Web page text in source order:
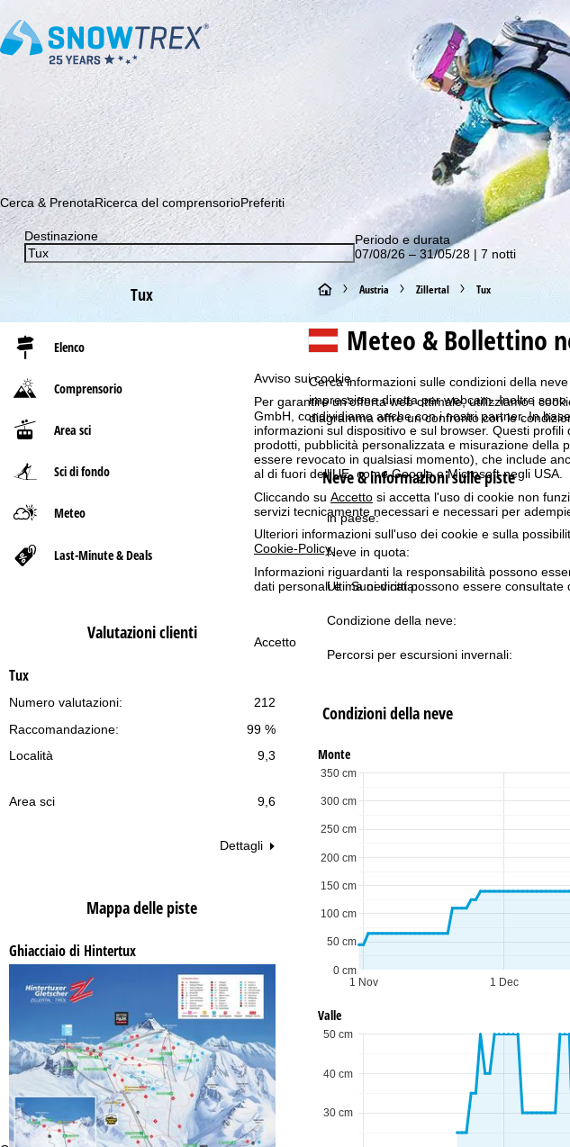
Avviso sui cookie
Per garantire un'offerta web ottimale, utilizziamo i
GmbH, condividiamo anche con i nostri partner. In
informazioni sul dispositivo e sul browser. Questi
prodotti, pubblicità personalizzata e misurazione della
essere revocato in qualsiasi momento), che include
al di fuori dell'UE, come Google o Microsoft negli USA.
Cliccando su Accetto si accetta l'uso di cookie non
servizi tecnicamente necessari e necessari per
Ulteriori informazioni sull'uso dei cookie e sulla
Cookie-Policy.
Informazioni riguardanti la responsabilità possono
dati personali e i Suoi diritti possono essere consultate
Accetto
Abbonati alla nostra Newsletter e sii tra i primi a scoprire le nostre offerte migliori!
Cerca & PrenotaRicerca del comprensorioPreferiti
Destinazione
Periodo e durata
07/08/26 – 31/05/28 | 7 notti
Tux
Elenco
Comprensorio
Area sci
Sci di fondo
Meteo
Last-Minute & Deals
Valutazioni clienti
Tux
212
Numero valutazioni:
99 %
Raccomandazione:
Località
9,3
Area sci 9,6
Dettagli
Mappa delle piste
Ghiacciaio di Hintertux
H
o
e
p
a
g
e
Austria Zillertal Tux
Meteo & Bollettino
Cerca informazioni sulle condizioni della
impressione diretta per webcam. Inoltre
diagramma offre un confronto con le
Neve & informazioni sulle piste
in paese:
Neve in quota:
Ultima nevicata:
Condizione della neve:
Percorsi per escursioni invernali:
Condizioni della neve
Monte
1 Nov 1 Dec
0 cm
50 cm
100 cm
150 cm
200 cm
250 cm
300 cm
350 cm
Valle
30 cm
40 cm
50 cm